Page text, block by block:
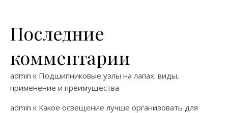
Последние
комментарии
admin к Подшипниковые узлы на лапах: виды,
применение и преимущества
admin к Какое освещение лучше организовать для